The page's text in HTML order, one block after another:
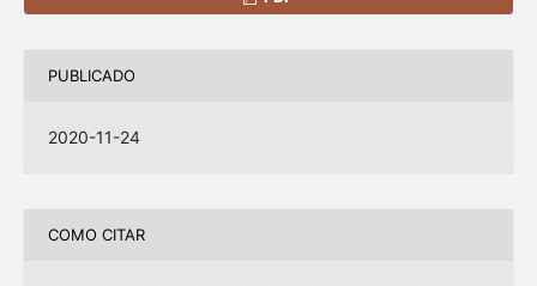
PUBLICADO
2020-11-24
COMO CITAR